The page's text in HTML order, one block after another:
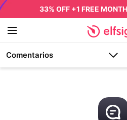
33% OFF +1 FREE MONTH
Comentarios